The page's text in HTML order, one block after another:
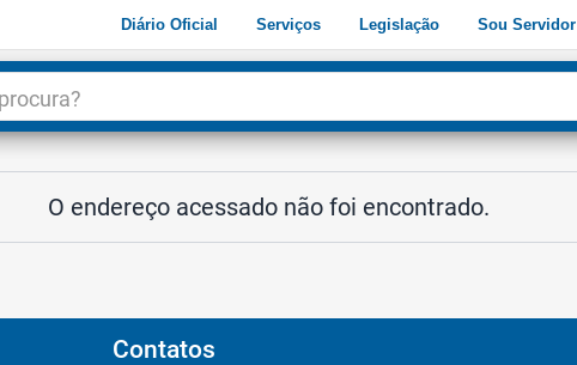
Diário Oficial Serviços Legislação Sou Servidor
O endereço acessado não foi encontrado.
Contatos